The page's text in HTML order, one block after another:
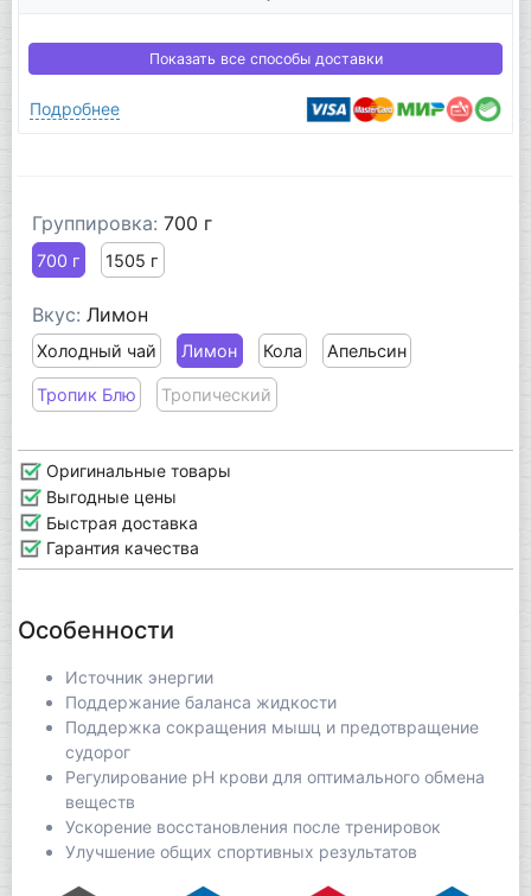
Показать все способы доставки
Подробнее
Группировка: 700 г
700 г 1505 г
Вкус: Лимон
Холодный чай Лимон Кола Апельсин
Тропик Блю Тропический
Оригинальные товары
Выгодные цены
Быстрая доставка
Гарантия качества
Особенности
Источник энергии
Поддержание баланса жидкости
Поддержка сокращения мышц и предотвращение
судорог
Регулирование pH крови для оптимального обмена
веществ
Ускорение восстановления после тренировок
Улучшение общих спортивных результатов